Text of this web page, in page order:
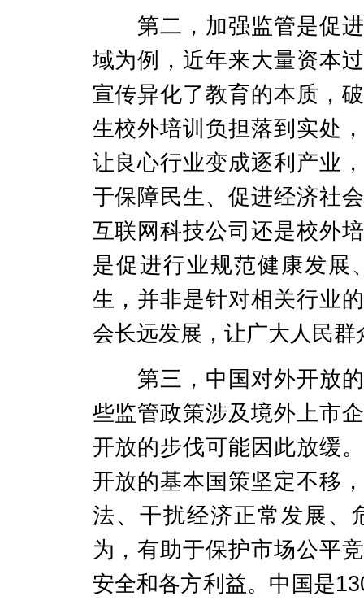
第二，加强监管是促
域为例，近年来大量资本
宣传异化了教育的本质，
生校外培训负担落到实处
让良心行业变成逐利产业
于保障民生 、促进经济社
互联网科技公司 还是校外
是促进行业规范健康发展
生，并非是针对相关行业
会长远发展 ，让广大人民
第三，中国对外开放
些监管政策涉及境外上市
开放的步伐可能因此放缓。
开放的基本国策坚定不移
法、干扰经济正常发展、
为，有助于保护市场公平
安全和各方利益。 中国是